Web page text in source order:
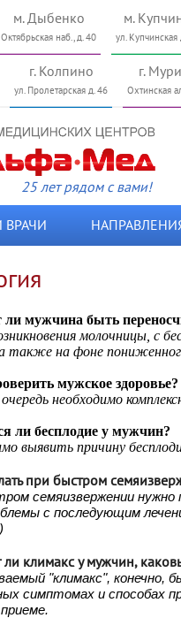
м. Дыбенко
Октябрьская наб., д. 40
м.
ул. Купчинская
г. Колпино
ул. Пролетарская д. 46
г.
Охтинская
25 лет рядом с вами!
ли мужчина быть
молочницы, с
также на фоне
мужское здоровье?
необходимо
ли бесплодие у мужчин?
выявить причину
при быстром
семяизвержении нужно
с последующим
ли климакс у мужчин,
"климакс", конечно,
симптомах и способах